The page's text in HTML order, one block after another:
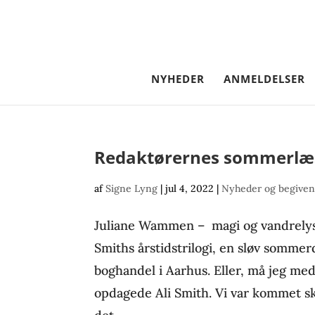
NYHEDER ANMELDELSER
Redaktørernes
afSigne Lyng |jul 4, 2022 |Nyheder og
Juliane Wammen – magi og
Smiths årstidstrilogi, en sløv
boghandel i Aarhus. Eller, må jeg
opdagede Ali Smith. Vi var kommet